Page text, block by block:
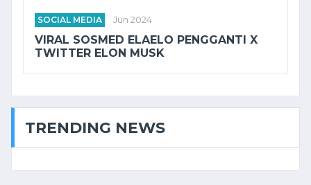
SOCIAL MEDIA Jun 2024
VIRAL SOSMED ELAELO PENGGANTI X
TWITTER ELON MUSK
TRENDING NEWS